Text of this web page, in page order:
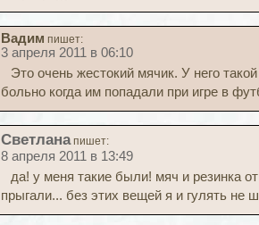
Вадим пишет:
3 апреля 2011 в 06:10
Это очень жестокий мячик. У него
больно когда им попадали при игре в
Светлана пишет:
8 апреля 2011 в 13:49
да! у меня такие были! мяч и резинка
прыгали... без этих вещей я и гулять не